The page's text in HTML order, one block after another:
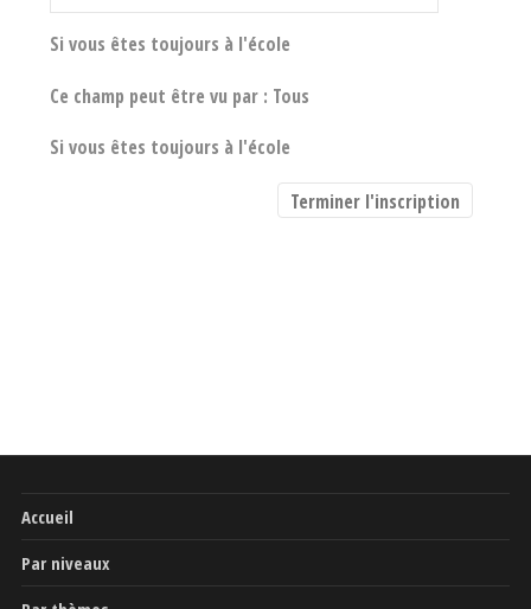
Si vous êtes toujours à l'école
Ce champ peut être vu par : Tous
Si vous êtes toujours à l'école
Accueil
Par niveaux